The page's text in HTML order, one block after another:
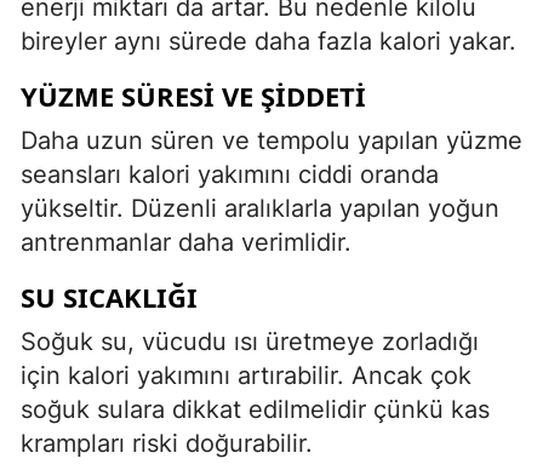
enerji miktarı da artar. Bu nedenle kilolu
bireyler aynı sürede daha fazla kalori yakar.
YÜZME SÜRESI VE ŞIDDETI
Daha uzun süren ve tempolu yapılan yüzme
seansları kalori yakımını ciddi oranda
yükseltir. Düzenli aralıklarla yapılan yoğun
antrenmanlar daha verimlidir.
SU SICAKLIĞI
Soğuk su, vücudu ısı üretmeye zorladığı
için kalori yakımını artırabilir. Ancak çok
soğuk sulara dikkat edilmelidir çünkü kas
krampları riski doğurabilir.